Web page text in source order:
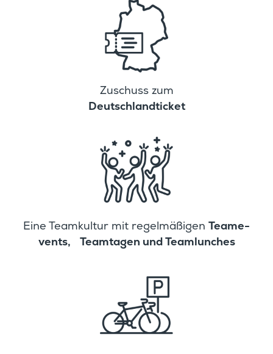
Zuschuss zum
Deutsch­land­ti­cket
Eine Teamkultur mit regel­mä­ßigen Teame­
vents, Teamtagen und Teamlunches